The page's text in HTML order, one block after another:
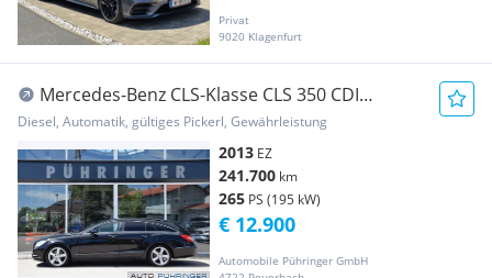
Privat
9020 Klagenfurt
Mercedes-Benz CLS-Klasse CLS 350 CDI
BlueEFFICIENCY 4Matic DPF *Memory-P...
Diesel, Automatik, gültiges Pickerl, Gewährleistung
2013 EZ
241.700 km
265 PS (195 kW)
Automobile Pühringer GmbH
€ 12.900